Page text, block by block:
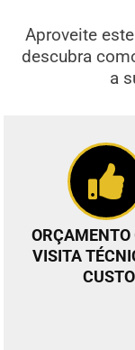
Aproveite
descubra
a
ORÇAMENTO
VISITA